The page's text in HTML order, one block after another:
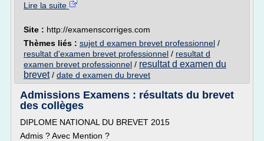
Lire la suite
Site : http://examenscorriges.com
Thèmes liés : sujet d examen brevet professionnel /
resultat d'examen brevet professionnel / resultat d
examen brevet professionnel / resultat d examen du
brevet/ date d examen du brevet
Admissions Examens : résultats du brevet
des collèges
DIPLOME NATIONAL DU BREVET 2015
Admis ? Avec Mention ?